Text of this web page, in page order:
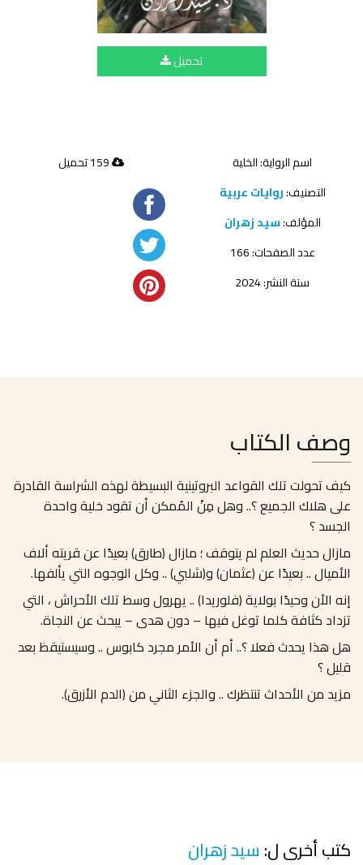
تحميل
اسم الرواية: الخلية
التصنيف:روايات عربية
المؤلف:سيد زهران
عدد الصفحات: 166
سنة النشر: 2024
وصف الكتاب
كيف تحولت تلك القواعد البروتينية البسيطة لهذه الشراسة القادرة
على هلاك الجميع ؟.. وهل مِنْ المُمكن أن تقود خلية واحدة
الجسد ؟
مازال حديث العلم لم يتوقف ؛ مازال (طارق) بعيدًا عن قريته ألاف
الأميال .. بعيدًا عن (عثمان) و(شلبي) .. وكل الوجوه التي يألفها.
إنه الأن وحيدًا بولاية (فلوريدا) .. يهرول وسط تلك الأحراش ، التي
تزداد كثافة كلما توغل فيها – دون هدى – يبحث عن النجاة.
هل هذا يحدث فعلا ؟.. أم أن الأمر مجرد كابوس .. وسيستيقظ بعد
قليل ؟
مزيد من الأحداث تنتظرك .. والجزء الثاني من (الدم الأزرق).
كتب أخرى ل: سيد زهران